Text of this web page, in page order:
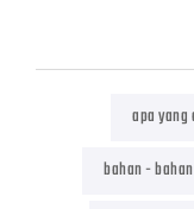
apa
bahan -